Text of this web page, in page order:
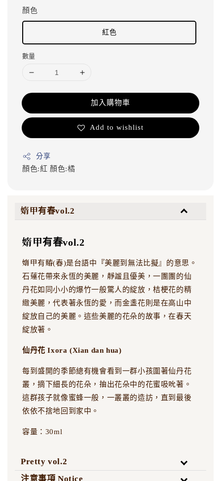
顏色
紅色
數量
加入購物車
Add to wishlist
分享
顏色:紅 顏色:橘
媠甲有春vol.2
媠甲有春vol.2
媠甲有賰(春)是台語中『美麗到無法比擬』的意思。
石蓮花帶來永恆的美麗，靜謐且優美，一團團的仙
丹花如同小小的爆竹一般驚人的綻放，桔梗花的精
緻美麗，代表著永恆的愛，而金盞花則是在高山中
綻放自己的美麗。這些美麗的花朵的故事，在春天
綻放著。
仙丹花 Ixora (Xian dan hua)
每到盛開的季節總有機會看到一群小孩圍著仙丹花
叢，摘下細長的花朵，抽出花朵中的花蜜吸吮著。
這群孩子就像蜜蜂一般，一叢叢的造訪，直到最後
依依不捨地回到家中。
容量：30ml
Pretty vol.2
注意事項 Notice